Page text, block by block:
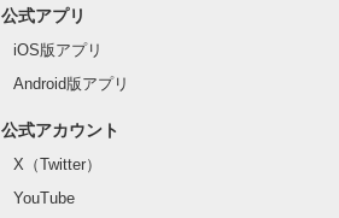
公式アプリ
iOS版アプリ
Android版アプリ
公式アカウント
X（Twitter）
YouTube